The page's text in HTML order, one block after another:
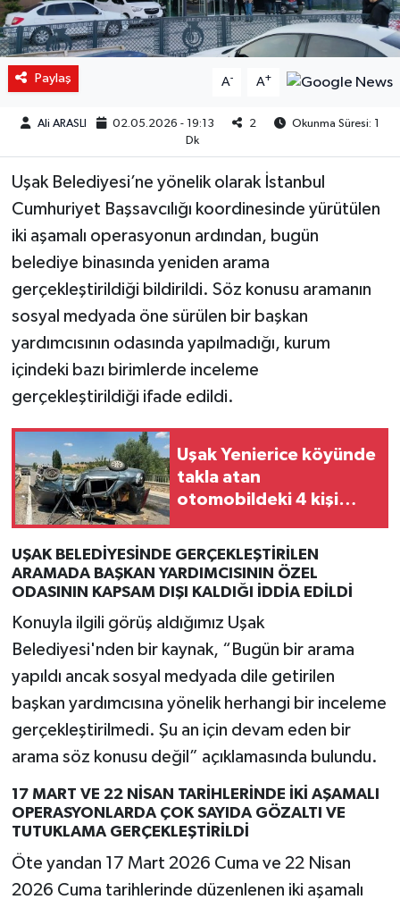
Paylaş A- A+
Ali ARASLI 02.05.2026 - 19:13 2
Okunma Süresi: 1
Dk
Uşak Belediyesi’ne yönelik olarak İstanbul
Cumhuriyet Başsavcılığı koordinesinde yürütülen
iki aşamalı operasyonun ardından, bugün
belediye binasında yeniden arama
gerçekleştirildiği bildirildi. Söz konusu aramanın
sosyal medyada öne sürülen bir başkan
yardımcısının odasında yapılmadığı, kurum
içindeki bazı birimlerde inceleme
gerçekleştirildiği ifade edildi.
Uşak Yenierice köyünde
takla atan
otomobildeki 4 kişi
UŞAK BELEDİYESİNDE GERÇEKLEŞTİRİLEN
ARAMADA BAŞKAN YARDIMCISININ ÖZEL
ODASININ KAPSAM DIŞI KALDIĞI İDDİA EDİLDİ
Konuyla ilgili görüş aldığımız Uşak
Belediyesi'nden bir kaynak, “Bugün bir arama
yapıldı ancak sosyal medyada dile getirilen
başkan yardımcısına yönelik herhangi bir inceleme
gerçekleştirilmedi. Şu an için devam eden bir
arama söz konusu değil” açıklamasında bulundu.
17 MART VE 22 NİSAN TARİHLERİNDE İKİ AŞAMALI
OPERASYONLARDA ÇOK SAYIDA GÖZALTI VE
TUTUKLAMA GERÇEKLEŞTİRİLDİ
Öte yandan 17 Mart 2026 Cuma ve 22 Nisan
2026 Cuma tarihlerinde düzenlenen iki aşamalı